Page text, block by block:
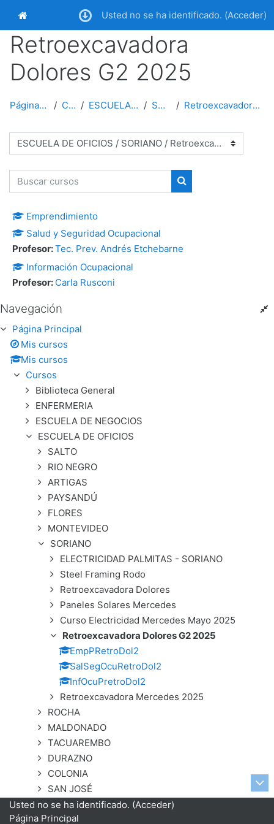
Página Principal Usted no se ha identificado. (Acceder)
Retroexcavadora
Dolores G2 2025
Página Principal Cursos ESCUELA DE OFICIOS SORIANO Retroexcavadora Dolores G2 2025
Categorías
Buscar cursos
Buscar cursos
Emprendimiento
Salud y Seguridad Ocupacional
Profesor:Tec. Prev. Andrés Etchebarne
Información Ocupacional
Profesor: Carla Rusconi
Salta Navegación
Navegación
Página Principal
Mis cursos
Mis cursos
Cursos
Biblioteca General
ENFERMERIA
ESCUELA DE NEGOCIOS
ESCUELA DE OFICIOS
SALTO
RIO NEGRO
ARTIGAS
PAYSANDÚ
FLORES
MONTEVIDEO
SORIANO
ELECTRICIDAD PALMITAS - SORIANO
Steel Framing Rodo
Retroexcavadora Dolores
Paneles Solares Mercedes
Curso Electricidad Mercedes Mayo 2025
Retroexcavadora Dolores G2 2025
EmpPRetroDol2
SalSegOcuRetroDol2
InfOcuPretroDol2
Retroexcavadora Mercedes 2025
ROCHA
MALDONADO
TACUAREMBO
DURAZNO
COLONIA
SAN JOSÉ
Usted no se ha identificado. (Acceder)
Página Principal